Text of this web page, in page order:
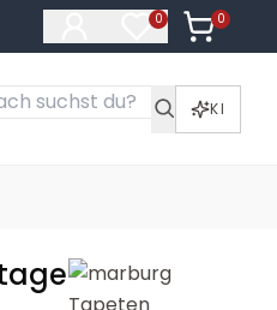
0
Artikel im
0
Artikel
KI